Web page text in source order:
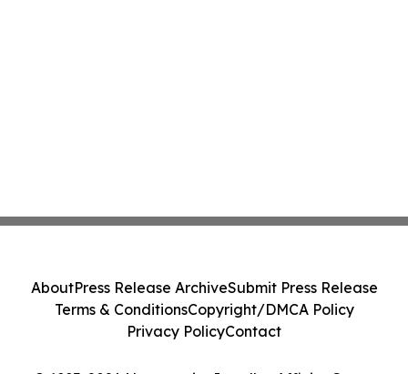
AboutPress Release ArchiveSubmit Press Release
Terms & ConditionsCopyright/DMCA Policy
Privacy PolicyContact